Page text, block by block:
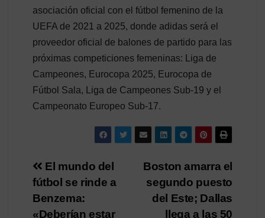
asociación oficial con el fútbol femenino de la
UEFA de 2021 a 2025, donde adidas será el
proveedor oficial de balones de partido para las
próximas competiciones femeninas: Liga de
Campeones, Eurocopa 2025, Eurocopa de
Fútbol Sala, Liga de Campeones Sub-19 y el
Campeonato Europeo Sub-17.
Navegación
de
Boston amarra el
segundo puesto
del Este; Dallas
llega a las 50
El mundo del
fútbol se rinde a
Benzema:
«Deberían estar